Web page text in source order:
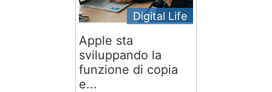
Digital Life
Apple sta
sviluppando la
funzione di copia
e...